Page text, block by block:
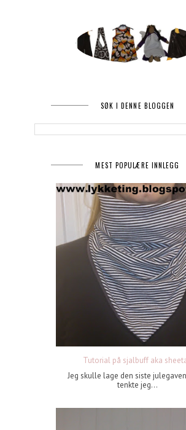
SØK I DENNE BLOGGEN
MEST POPULÆRE INNLEGG
Tutorial på sjalbuff aka
Jeg skulle lage den siste
tenkte jeg...